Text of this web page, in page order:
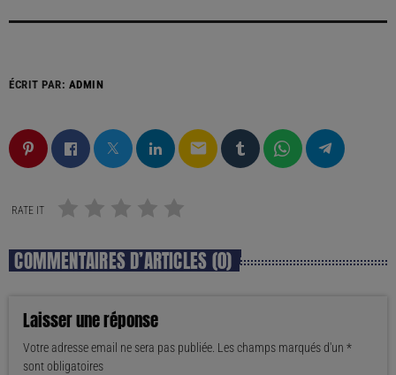
ÉCRIT PAR: ADMIN
email
RATE IT
COMMENTAIRES D’ARTICLES (0)
Laisser une réponse
Votre adresse email ne sera pas publiée. Les champs marqués d'un *
sont obligatoires